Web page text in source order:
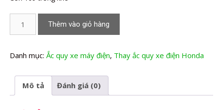
xe
điện
Honda
Thêm vào giỏ hàng
Danh mục: Ắc quy xe máy điện, Thay ắc quy xe điện Honda
Mô tả Đánh giá (0)